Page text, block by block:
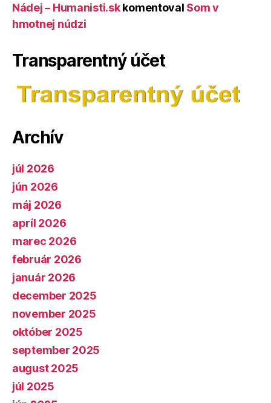
Nádej – Humanisti.skkomentoval Som v
hmotnej núdzi
Transparentný účet
Archív
júl 2026
jún 2026
máj 2026
apríl 2026
marec 2026
február 2026
január 2026
december 2025
november 2025
október 2025
september 2025
august 2025
júl 2025